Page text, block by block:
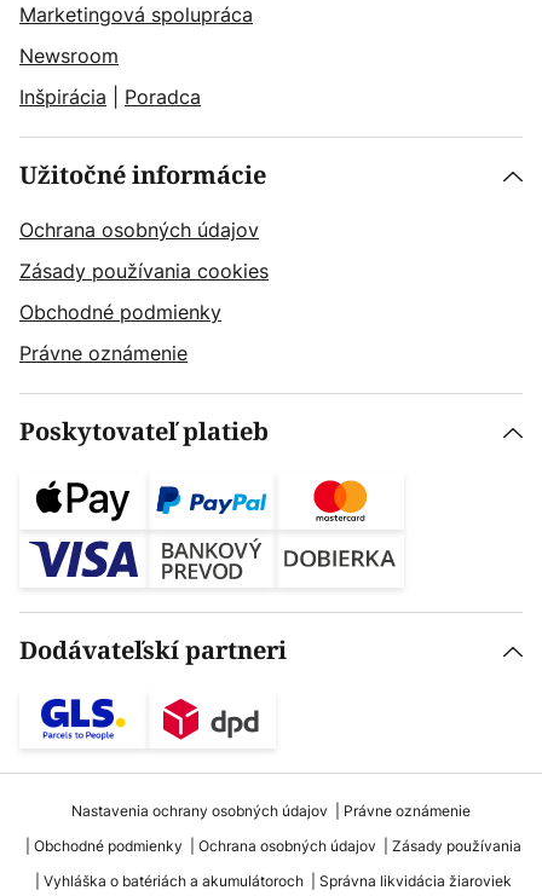
Marketingová spolupráca
Newsroom
Inšpirácia
Poradca
Užitočné informácie
Ochrana osobných údajov
Zásady používania cookies
Obchodné podmienky
Právne oznámenie
Poskytovateľ platieb
Dodávateľskí partneri
Nastavenia ochrany osobných údajov
Právne oznámenie
Obchodné podmienky
Ochrana osobných údajov
Zásady používania
Vyhláška o batériách a akumulátoroch
Správna likvidácia žiaroviek